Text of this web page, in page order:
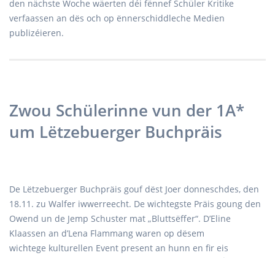
den nächste Woche wäerten déi fënnef Schüler Kritike
verfaassen an dës och op ënnerschiddleche Medien
publizéieren.
Zwou Schülerinne vun der 1A*
um Lëtzebuerger Buchpräis
De Lëtzebuerger Buchpräis gouf dëst Joer donneschdes, den
18.11. zu Walfer iwwerreecht. De wichtegste Präis goung den
Owend un de Jemp Schuster mat „Bluttsëffer“. D’Eline
Klaassen an d’Lena Flammang waren op dësem
wichtege kulturellen Event present an hunn en fir eis